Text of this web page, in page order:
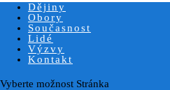
Dějiny
Obory
Současnost
Lidé
Výzvy
Kontakt
Vyberte možnost Stránka